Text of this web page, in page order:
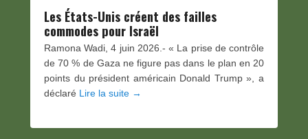
Les États-Unis créent des failles
commodes pour Israël
Ramona Wadi, 4 juin 2026.- « La prise de contrôle
de 70 % de Gaza ne figure pas dans le plan en 20
points du président américain Donald Trump », a
déclaré Lire la suite →